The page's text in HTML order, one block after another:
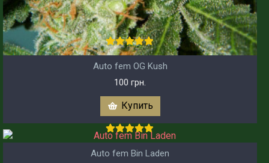
Auto fem OG Kush
100 грн.
Купить
Auto fem Bin Laden